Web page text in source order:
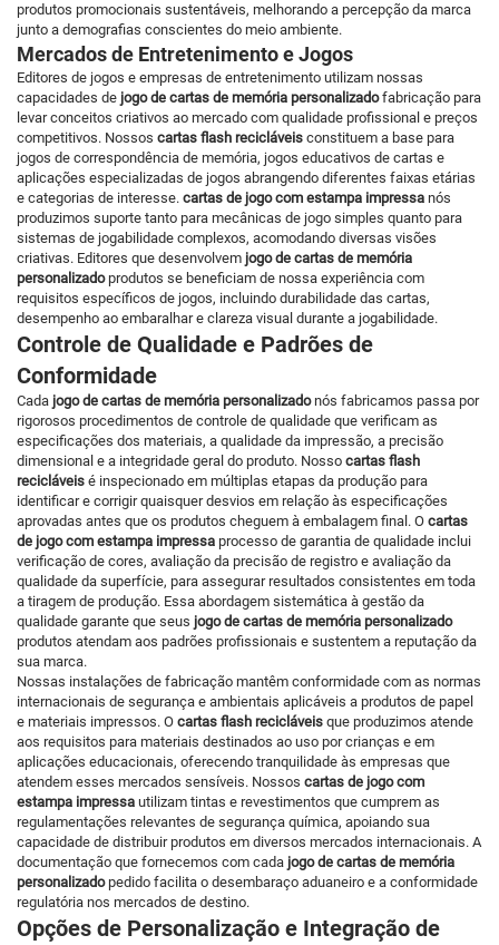
produtos promocionais sustentáveis, melhorando a percepção da marca
junto a demografias conscientes do meio ambiente.
Mercados de Entretenimento e Jogos
Editores de jogos e empresas de entretenimento utilizam nossas
capacidades de jogo de cartas de memória personalizadofabricação para
levar conceitos criativos ao mercado com qualidade profissional e preços
competitivos. Nossos cartas flash recicláveis constituem a base para
jogos de correspondência de memória, jogos educativos de cartas e
aplicações especializadas de jogos abrangendo diferentes faixas etárias
e categorias de interesse. cartas de jogo com estampa impressa nós
produzimos suporte tanto para mecânicas de jogo simples quanto para
sistemas de jogabilidade complexos, acomodando diversas visões
criativas. Editores que desenvolvem jogo de cartas de memória
personalizado produtos se beneficiam de nossa experiência com
requisitos específicos de jogos, incluindo durabilidade das cartas,
desempenho ao embaralhar e clareza visual durante a jogabilidade.
Controle de Qualidade e Padrões de
Conformidade
Cada jogo de cartas de memória personalizado nós fabricamos passa por
rigorosos procedimentos de controle de qualidade que verificam as
especificações dos materiais, a qualidade da impressão, a precisão
dimensional e a integridade geral do produto. Nosso cartas flash
recicláveis é inspecionado em múltiplas etapas da produção para
identificar e corrigir quaisquer desvios em relação às especificações
aprovadas antes que os produtos cheguem à embalagem final. O cartas
de jogo com estampa impressa processo de garantia de qualidade inclui
verificação de cores, avaliação da precisão de registro e avaliação da
qualidade da superfície, para assegurar resultados consistentes em toda
a tiragem de produção. Essa abordagem sistemática à gestão da
qualidade garante que seus jogo de cartas de memória personalizado
produtos atendam aos padrões profissionais e sustentem a reputação da
sua marca.
Nossas instalações de fabricação mantêm conformidade com as normas
internacionais de segurança e ambientais aplicáveis a produtos de papel
e materiais impressos. O cartas flash recicláveis que produzimos atende
aos requisitos para materiais destinados ao uso por crianças e em
aplicações educacionais, oferecendo tranquilidade às empresas que
atendem esses mercados sensíveis. Nossos cartas de jogo com
estampa impressa utilizam tintas e revestimentos que cumprem as
regulamentações relevantes de segurança química, apoiando sua
capacidade de distribuir produtos em diversos mercados internacionais. A
documentação que fornecemos com cada jogo de cartas de memória
personalizado pedido facilita o desembaraço aduaneiro e a conformidade
regulatória nos mercados de destino.
Opções de Personalização e Integração de